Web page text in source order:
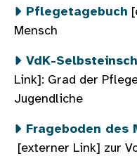
Pflegetagebuch
Mensch
VdK-
Link]: Grad der
Jugendliche
Frageboden des
[externer Link] zur